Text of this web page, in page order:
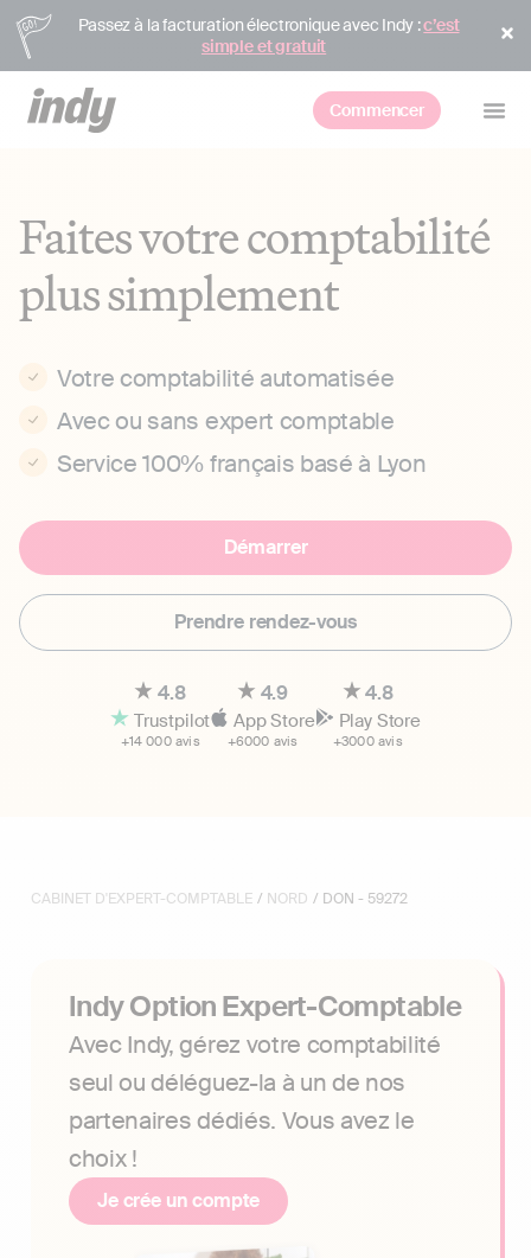
Passez à la facturation électronique avec Indy :c’est
simple et gratuit
Commencer
Faites votre comptabilité
plus simplement
Votre comptabilité automatisée
Avec ou sans expert comptable
Service 100% français basé à Lyon
Démarrer
Prendre rendez-vous
4.8
Trustpilot
+14 000 avis
4.9
App Store
+6000 avis
4.8
Play Store
+3000 avis
CABINET D'EXPERT-COMPTABLE / NORD / DON - 59272
Indy Option Expert-Comptable
Avec Indy, gérez votre comptabilité
seul ou déléguez-la à un de nos
partenaires dédiés. Vous avez le
choix !
Je crée un compte